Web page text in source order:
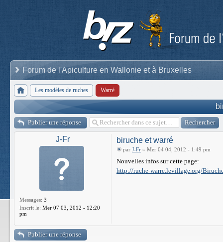
Forum de l'Apiculture en Wallonie et à Bruxelles
Les modèles de ruches Warré
Publier une réponse
J-Fr
Messages: 3
Inscrit le: Mer 07 03, 2012 - 12:20
pm
biruche et warré
par J-Fr » Mer 04 04, 2012 - 1:49 pm
Nouvelles infos sur cette page:
http://ruche-warre.levillage.org/
Publier une réponse